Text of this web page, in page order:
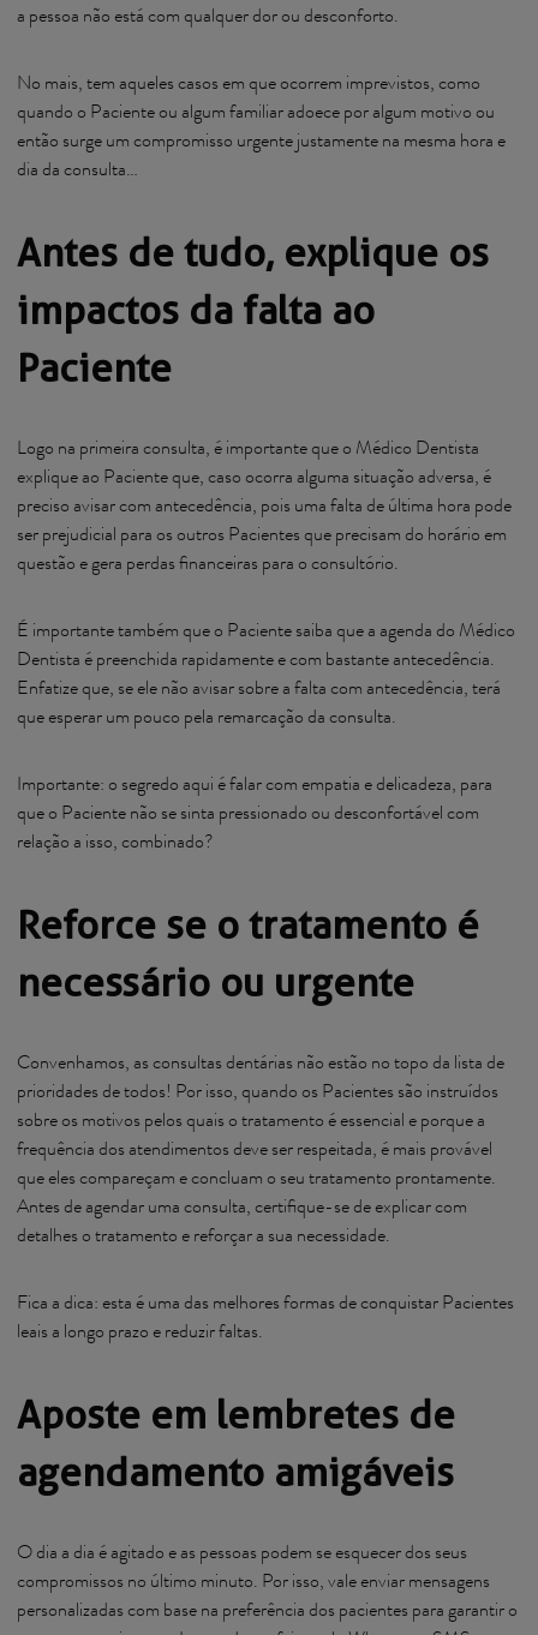
a pessoa não está com qualquer dor ou desconforto.
No mais, tem aqueles casos em que ocorrem imprevistos, como
quando o Paciente ou algum familiar adoece por algum motivo ou
então surge um compromisso urgente justamente na mesma hora e
dia da consulta…
Antes de tudo, explique os
impactos da falta ao
Paciente
Logo na primeira consulta, é importante que o Médico Dentista
explique ao Paciente que, caso ocorra alguma situação adversa, é
preciso avisar com antecedência, pois uma falta de última hora pode
ser prejudicial para os outros Pacientes que precisam do horário em
questão e gera perdas financeiras para o consultório.
É importante também que o Paciente saiba que a agenda do Médico
Dentista é preenchida rapidamente e com bastante antecedência.
Enfatize que, se ele não avisar sobre a falta com antecedência, terá
que esperar um pouco pela remarcação da consulta.
Importante: o segredo aqui é falar com empatia e delicadeza, para
que o Paciente não se sinta pressionado ou desconfortável com
relação a isso, combinado?
Reforce se o tratamento é
necessário ou urgente
Convenhamos, as consultas dentárias não estão no topo da lista de
prioridades de todos! Por isso, quando os Pacientes são instruídos
sobre os motivos pelos quais o tratamento é essencial e porque a
frequência dos atendimentos deve ser respeitada, é mais provável
que eles compareçam e concluam o seu tratamento prontamente.
Antes de agendar uma consulta, certifique-se de explicar com
detalhes o tratamento e reforçar a sua necessidade.
Fica a dica: esta é uma das melhores formas de conquistar Pacientes
leais a longo prazo e reduzir faltas.
Aposte em lembretes de
agendamento amigáveis
O dia a dia é agitado e as pessoas podem se esquecer dos seus
compromissos no último minuto. Por isso, vale enviar mensagens
personalizadas com base na preferência dos pacientes para garantir o